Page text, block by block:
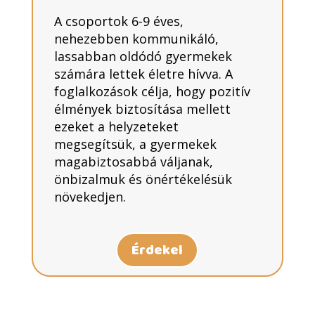
A csoportok 6-9 éves,
nehezebben kommunikáló,
lassabban oldódó gyermekek
számára lettek életre hívva. A
foglalkozások célja, hogy pozitív
élmények biztosítása mellett
ezeket a helyzeteket
megsegítsük, a gyermekek
magabiztosabbá váljanak,
önbizalmuk és önértékelésük
növekedjen.
Érdekel